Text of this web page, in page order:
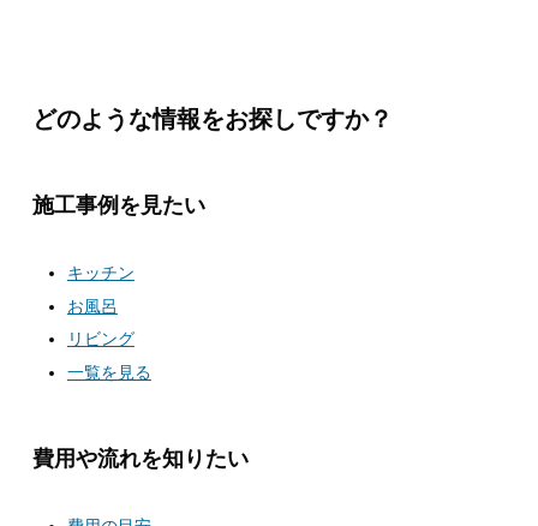
どのような情報をお探しですか？
施工事例を見たい
キッチン
お風呂
リビング
一覧を見る
費用や流れを知りたい